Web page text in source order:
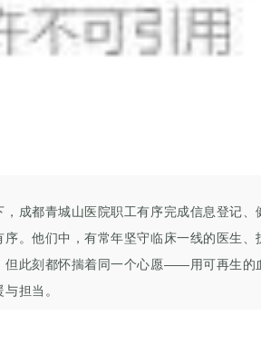
成都青城山医院职工有序完成信息登记、
。他们中，有常年坚守临床一线的 医生、
此刻都怀揣着同一个心愿——用可再生的
担当。